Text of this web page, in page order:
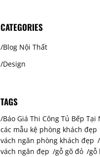
CATEGORIES
Blog Nội Thất
Design
TAGS
Báo Giá Thi Công Tủ Bếp Tại
các mẫu kệ phòng khách đẹp
vách ngăn phòng khách đẹp
vách ngăn đẹp
gỗ gõ đỏ gỗ